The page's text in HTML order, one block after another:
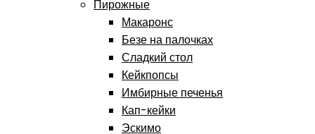
Пирожные
Макаронс
Безе на палочках
Сладкий стол
Кейкпопсы
Имбирные печенья
Кап-кейки
Эскимо